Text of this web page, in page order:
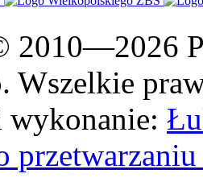
2010—2026
Wszelkie